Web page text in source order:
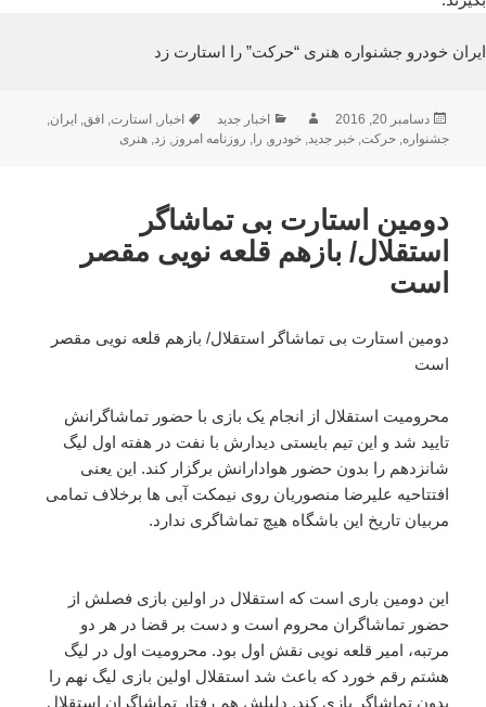
ایران خودرو جشنواره هنری “حرکت” را استارت زد
ارسال
شده
دسامبر 20, 2016 نویسندهدسته‌ها
اخبار جدید برچسب‌ها
اخبار, استارت, افق, ایران,
جشنواره,حرکت,خبر جدید,خودرو, را, روزنامه امروز, زد,هنری
دومین استارت بی تماشاگر
استقلال/ بازهم قلعه نویی مقصر
است
دومین استارت بی تماشاگر استقلال/ بازهم قلعه نویی مقصر
است
محرومیت استقلال از انجام یک بازی با حضور تماشاگرانش
تایید شد و این تیم بایستی دیدارش با نفت در هفته اول لیگ
شانزدهم را بدون حضور هوادارانش برگزار کند. این یعنی
افتتاحیه علیرضا منصوریان روی نیمکت آبی ها برخلاف تمامی
مربیان تاریخ این باشگاه هیچ تماشاگری ندارد.
این دومین باری است که استقلال در اولین بازی فصلش از
حضور تماشاگران محروم است و دست بر قضا در هر دو
مرتبه، امیر قلعه نویی نقش اول بود. محرومیت اول در لیگ
هشتم رقم خورد که باعث شد استقلال اولین بازی لیگ نهم را
بدون تماشاگر بازی کند. دلیلش هم رفتار تماشاگران استقلال